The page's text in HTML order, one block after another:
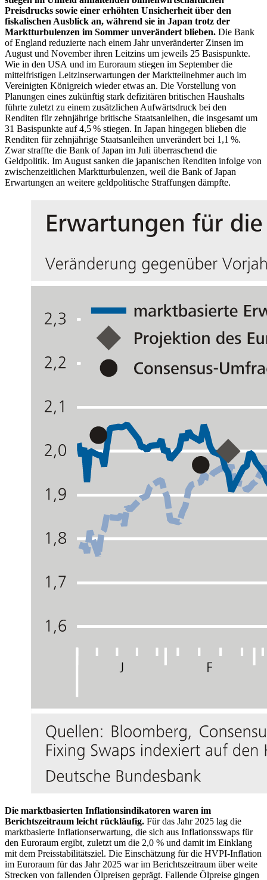
Preisdrucks sowie einer erhöhten Unsicherheit über den
fiskalischen Ausblick an, während sie in Japan trotz der
Marktturbulenzen im Sommer unverändert blieben. Die Bank
of England reduzierte nach einem Jahr unveränderter Zinsen im
August und November ihren Leitzins um jeweils 25 Basispunkte.
Wie in den USA und im Euroraum stiegen im September die
mittelfristigen Leitzinserwartungen der Marktteilnehmer auch im
Vereinigten Königreich wieder etwas an. Die Vorstellung von
Planungen eines zukünftig stark defizitären britischen Haushalts
führte zuletzt zu einem zusätzlichen Aufwärtsdruck bei den
Renditen für zehnjährige britische Staatsanleihen, die insgesamt um
31 Basispunkte auf 4,5 % stiegen. In Japan hingegen blieben die
Renditen für zehnjährige Staatsanleihen unverändert bei 1,1 %.
Zwar straffte die Bank of Japan im Juli überraschend die
Geldpolitik. Im August sanken die japanischen Renditen infolge von
zwischenzeitlichen Marktturbulenzen, weil die Bank of Japan
Erwartungen an weitere geldpolitische Straffungen dämpfte.
Die marktbasierten Inflationsindikatoren waren im
Berichtszeitraum leicht rückläufig. Für das Jahr 2025 lag die
marktbasierte Inflationserwartung, die sich aus Inflationsswaps für
den Euroraum ergibt, zuletzt um die 2,0 % und damit im Einklang
mit dem Preisstabilitätsziel. Die Einschätzung für die HVPI-Inflation
im Euroraum für das Jahr 2025 war im Berichtszeitraum über weite
Strecken von fallenden Ölpreisen geprägt. Fallende Ölpreise gingen